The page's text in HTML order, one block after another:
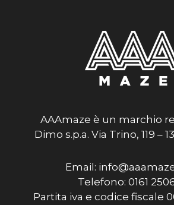
AAAmaze è un marchio
Dimo s.p.a. Via Trino, 119 –
Email:
Telefono: 0161
Partita iva e codice fiscale